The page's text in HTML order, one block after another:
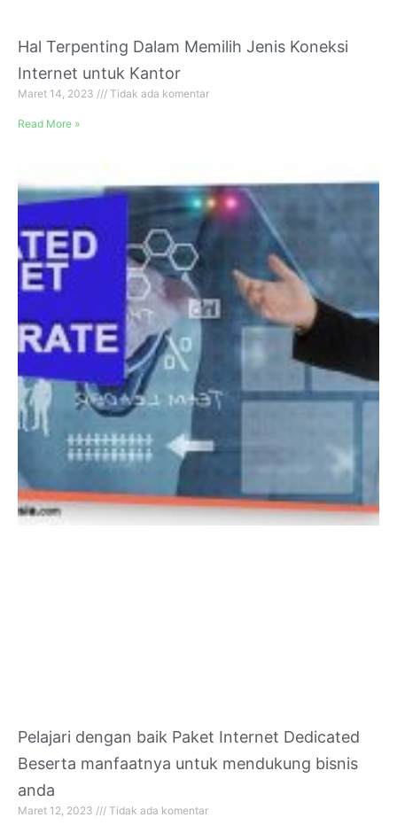
Hal Terpenting Dalam Memilih Jenis Koneksi
Internet untuk Kantor
Maret 14, 2023 Tidak ada komentar
Read More »
Pelajari dengan baik Paket Internet Dedicated
Beserta manfaatnya untuk mendukung bisnis
anda
Maret 12, 2023 Tidak ada komentar